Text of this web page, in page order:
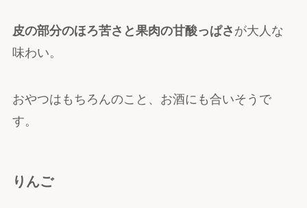
皮の部分のほろ苦さと果肉の甘酸っぱさ が大人な
味わい。
おやつはもちろんのこと、お酒にも合いそうで
す。
りんご